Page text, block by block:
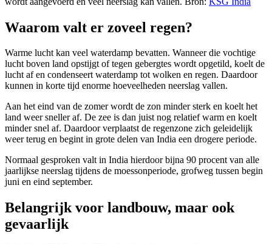
Waarom valt er zoveel regen?
Warme lucht kan veel waterdamp bevatten. Wanneer die vochtige
lucht boven land opstijgt of tegen gebergtes wordt opgetild, koelt de
lucht af en condenseert waterdamp tot wolken en regen. Daardoor
kunnen in korte tijd enorme hoeveelheden neerslag vallen.
Aan het eind van de zomer wordt de zon minder sterk en koelt het
land weer sneller af. De zee is dan juist nog relatief warm en koelt
minder snel af. Daardoor verplaatst de regenzone zich geleidelijk
weer terug en begint in grote delen van India een drogere periode.
Normaal gesproken valt in India hierdoor bijna 90 procent van alle
jaarlijkse neerslag tijdens de moessonperiode, grofweg tussen begin
juni en eind september.
Belangrijk voor landbouw, maar ook
gevaarlijk